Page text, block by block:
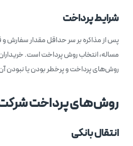
شرایط پرداخت
پس از مذاکره بر سر حداقل مقدار
مساله، انتخاب روش پرداخت است. خریداران
روش‌های پرداخت و پرخطر بودن یا نبودن
روش‌های پرداخت شرکت
انتقال بانکی